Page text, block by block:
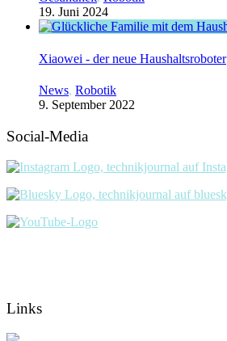
19. Juni 2024
Xiaowei - der neue Haushaltsroboter
News, Robotik
9. September 2022
Social-Media
Links